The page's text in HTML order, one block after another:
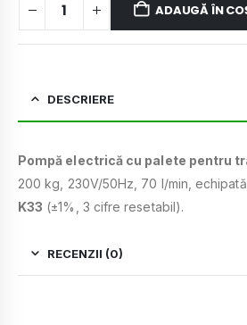
ADAUGĂ ÎN
DESCRIERE
Pompă electrică cu palete pentru
200 kg, 230V/50Hz, 70 l/min,
K33 (±1%, 3 cifre resetabil).
RECENZII (0)